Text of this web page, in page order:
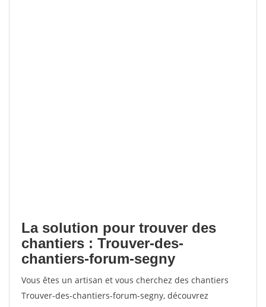
La solution pour trouver des
chantiers : Trouver-des-
chantiers-forum-segny
Vous êtes un artisan et vous cherchez des chantiers
Trouver-des-chantiers-forum-segny, découvrez